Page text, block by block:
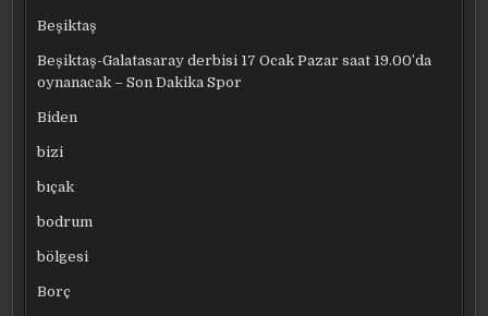
Beşiktaş
Beşiktaş-Galatasaray derbisi 17 Ocak Pazar saat 19.00’da
oynanacak – Son Dakika Spor
Biden
bizi
bıçak
bodrum
bölgesi
Borç